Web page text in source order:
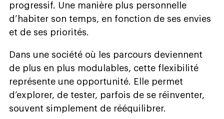
progressif. Une manière plus personnelle
d’habiter son temps, en fonction de ses envies
et de ses priorités.
Dans une société où les parcours deviennent
de plus en plus modulables, cette flexibilité
représente une opportunité. Elle permet
d’explorer, de tester, parfois de se réinventer,
souvent simplement de rééquilibrer.